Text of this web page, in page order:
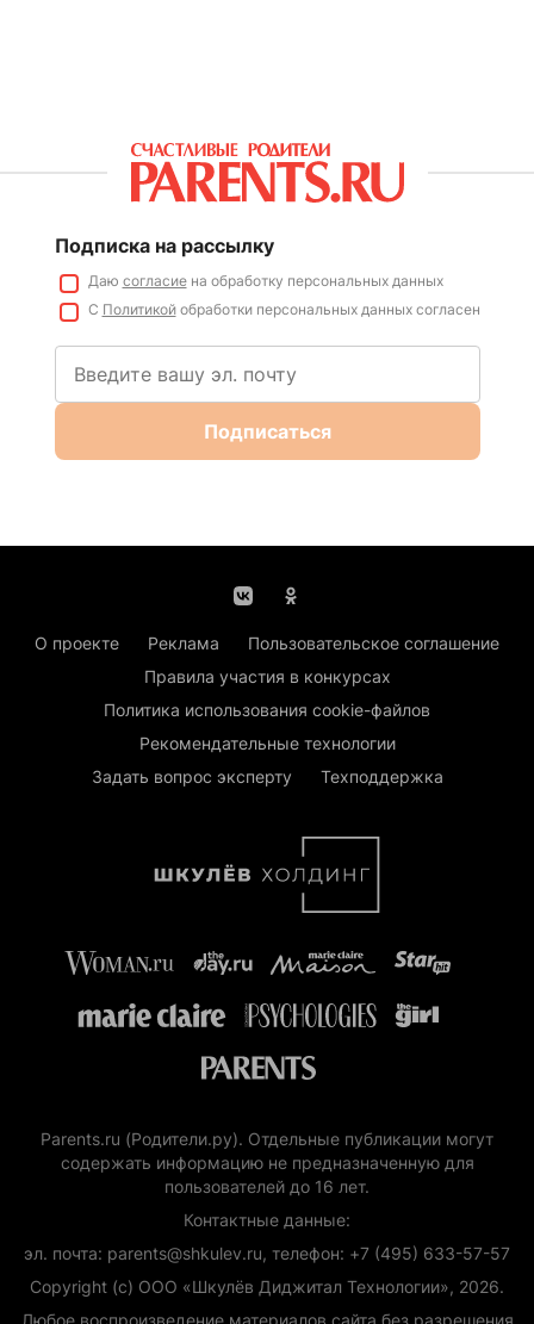
Подписка на рассылку
Даю согласиена обработку персональных данных
С Политикойобработки персональных данных согласен
Подписаться
О проекте Реклама
Пользовательское соглашение
Правила участия в конкурсах
Политика использования cookie-файлов
Рекомендательные технологии
Задать вопрос эксперту
Техподдержка
Parents.ru (Родители.ру). Отдельные публикации могут
содержать информацию не предназначенную для
пользователей до 16 лет.
Контактные данные:
эл. почта: parents@shkulev.ru, телефон: +7 (495) 633-57-57
Copyright (с) ООО «Шкулёв Диджитал Технологии», 2026.
Любое воспроизведение материалов сайта без разрешения